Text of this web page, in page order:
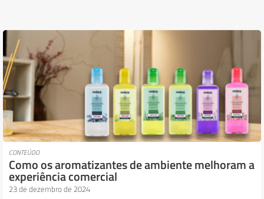
CONTEÚDO
Como os aromatizantes de ambiente melhoram a
experiência comercial
23 de dezembro de 2024